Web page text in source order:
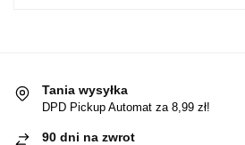
Tania wysyłka
DPD Pickup Automat za 8,99 zł!
90 dni na zwrot